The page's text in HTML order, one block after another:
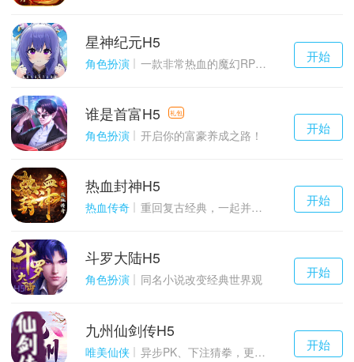
千百度h5
游戏
开始
星神纪元H5
角色扮演 一款非常热血的魔幻RPG游戏
千百度h5
游戏
开始
谁是首富H5 礼包
角色扮演 开启你的富豪养成之路！
千百度h5
游戏
开始
热血封神H5
热血传奇 重回复古经典，一起并肩作战吧！
千百度h5
游戏
开始
斗罗大陆H5
角色扮演 同名小说改变经典世界观
千百度h5
游戏
开始
九州仙剑传H5
唯美仙侠 异步PK、下注猜拳，更多玩点等你来体验！